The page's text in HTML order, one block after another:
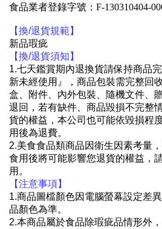
食品業者登錄字號：F-130310404-
【換/退貨規範】
新品瑕疵
【換/退貨須知】
1.七天鑑賞期內退換貨請保持商品
新未經使用』，商品包裝需完整回
盒、附件、內外包裝、隨機文件、
退回，若有缺件、商品毀損不完整
貨的權益，本公司也可能依毀損程
用後為退費。
2.美食食品類商品因衛生因素考量
食用後將可能影響您退貨的權益，
用。
【注意事項】
1.商品圖檔顏色因電腦螢幕設定差
品顏色為準。
2.本商品屬於食品除瑕疵品情形外